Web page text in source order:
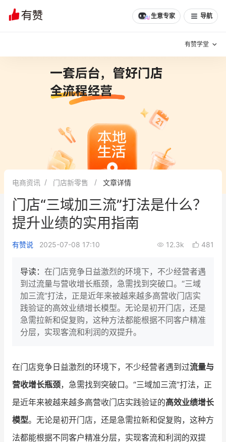
生意专家 导航
有赞学堂
增长方法
有赞专家说
新零售最佳实践
面对面聊增长
新零售大会 新零售茶会
增长产品指南
智库 产品场景库
产品更新动态 帮助中心
品牌消费观
新零售资讯
培训课程
文章 问诊 分享
电商资讯 门店新零售 文章详情
门店“三域加三流”打法是什么？
提升业绩的实用指南
有赞说 2025-07-08 17:10 12.3k 481
导读： 在门店竞争日益激烈的环境下，不少经营者遇
到过流量与营收增长瓶颈，急需找到突破口。“三域
加三流”打法，正是近年来被越来越多高营收门店实
践验证的高效业绩增长模型。无论是初开门店，还是
急需拉新和促复购，这种方法都能根据不同客户精准
分层，实现客流和利润的双提升。
在门店竞争日益激烈的环境下，不少经营者遇到过流量与
营收增长瓶颈，急需找到突破口。“三域加三流”打法，正
是近年来被越来越多高营收门店实践验证的高效业绩增长
模型。无论是初开门店，还是急需拉新和促复购，这种方
法都能根据不同客户精准分层，实现客流和利润的双提